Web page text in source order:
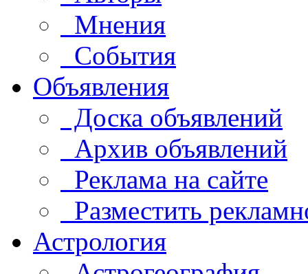
Мнения
События
Объявления
Доска объявлений
Архив объявлений
Реклама на сайте
Разместить
Астрология